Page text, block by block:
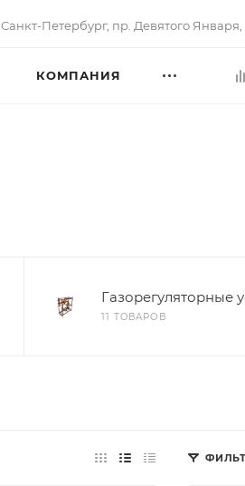
Санкт-Петербург, пр. Девятого Января,
КОМПАНИЯ
Газорегуляторные
11 ТОВАРОВ